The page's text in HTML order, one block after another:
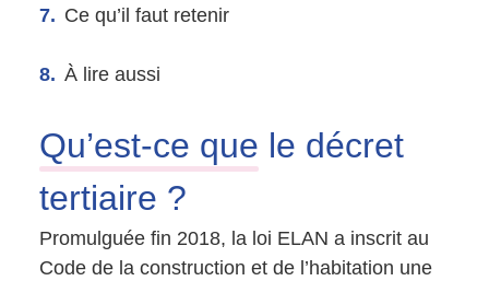
Ce qu’il faut retenir
À lire aussi
Qu’est-ce que le décret
tertiaire ?
Promulguée fin 2018, la loi ELAN a inscrit au
Code de la construction et de l’habitation une